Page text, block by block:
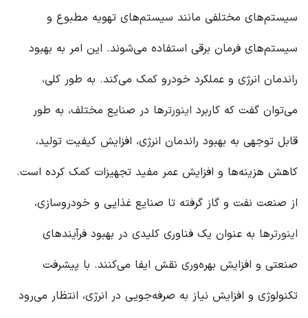
سیستم‌های مختلفی مانند سیستم‌های تهویه مطبوع و
سیستم‌های فرمان برقی استفاده می‌شوند. این امر به بهبود
راندمان انرژی و عملکرد خودرو کمک می‌کند. به طور کلی،
می‌توان گفت که کاربرد اینورترها در صنایع مختلف، به طور
قابل توجهی به بهبود راندمان انرژی، افزایش کیفیت تولید،
کاهش هزینه‌ها و افزایش عمر مفید تجهیزات کمک کرده است.
از صنعت نفت و گاز گرفته تا صنایع غذایی و خودروسازی،
اینورترها به عنوان یک فناوری کلیدی در بهبود فرآیندهای
صنعتی و افزایش بهره‌وری نقش ایفا می‌کنند. با پیشرفت
تکنولوژی و افزایش نیاز به صرفه‌جویی در انرژی، انتظار می‌رود